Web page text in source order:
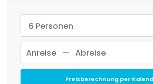
6 Personen
Preisberechnung per